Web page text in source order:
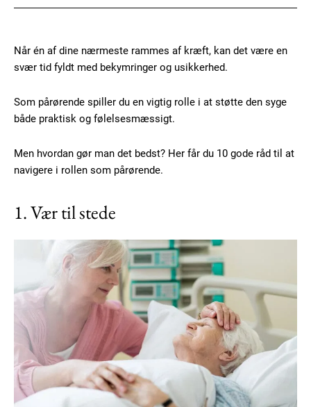
Når én af dine nærmeste rammes af kræft, kan det være en
svær tid fyldt med bekymringer og usikkerhed.
Som pårørende spiller du en vigtig rolle i at støtte den syge
både praktisk og følelsesmæssigt.
Men hvordan gør man det bedst? Her får du 10 gode råd til at
navigere i rollen som pårørende.
1. Vær til stede